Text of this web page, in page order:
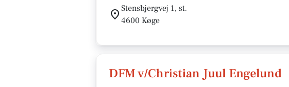
Stensbjergvej 1, st.
4600 Køge
DFM v/Christian Juul Engelund